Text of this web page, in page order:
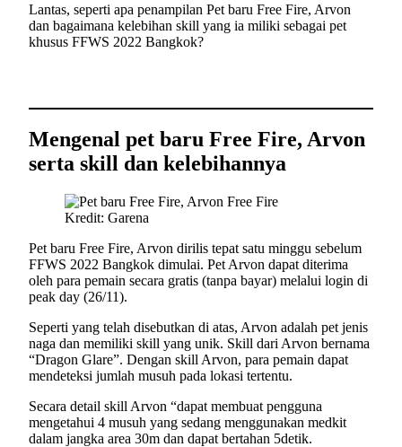
Lantas, seperti apa penampilan Pet baru Free Fire, Arvon
dan bagaimana kelebihan skill yang ia miliki sebagai pet
khusus FFWS 2022 Bangkok?
Mengenal pet baru Free Fire, Arvon
serta skill dan kelebihannya
Kredit: Garena
Pet baru Free Fire, Arvon dirilis tepat satu minggu sebelum
FFWS 2022 Bangkok dimulai. Pet Arvon dapat diterima
oleh para pemain secara gratis (tanpa bayar) melalui login di
peak day (26/11).
Seperti yang telah disebutkan di atas, Arvon adalah pet jenis
naga dan memiliki skill yang unik. Skill dari Arvon bernama
“Dragon Glare”. Dengan skill Arvon, para pemain dapat
mendeteksi jumlah musuh pada lokasi tertentu.
Secara detail skill Arvon “dapat membuat pengguna
mengetahui 4 musuh yang sedang menggunakan medkit
dalam jangka area 30m dan dapat bertahan 5detik.